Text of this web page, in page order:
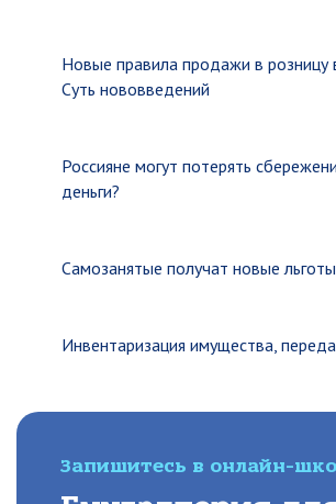
Новые правила продажи в розницу
Суть нововведений
Россияне могут потерять
деньги?
Самозанятые получат новые льготы
Инвентаризация имущества,
Запишитесь в онлайн-